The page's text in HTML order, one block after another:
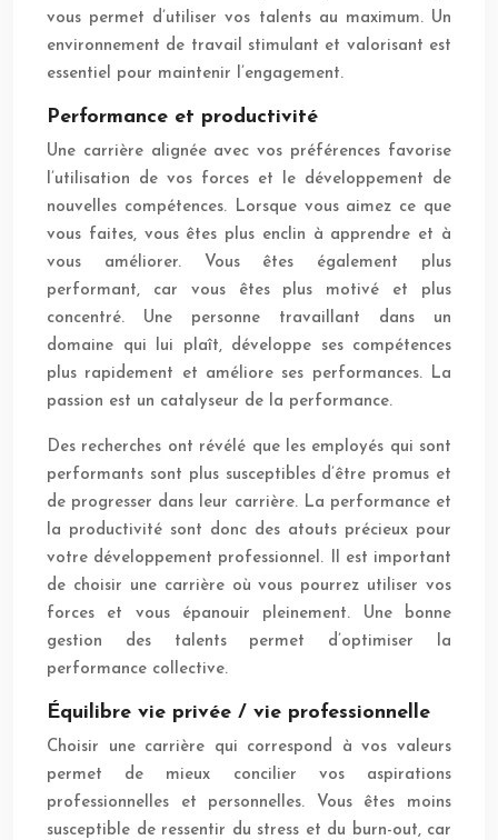
vous permet d’utiliser vos talents au maximum. Un
environnement de travail stimulant et valorisant est
essentiel pour maintenir l’engagement.
Performance et productivité
Une carrière alignée avec vos préférences favorise
l’utilisation de vos forces et le développement de
nouvelles compétences. Lorsque vous aimez ce que
vous faites, vous êtes plus enclin à apprendre et à
vous améliorer. Vous êtes également plus
performant, car vous êtes plus motivé et plus
concentré. Une personne travaillant dans un
domaine qui lui plaît, développe ses compétences
plus rapidement et améliore ses performances. La
passion est un catalyseur de la performance.
Des recherches ont révélé que les employés qui sont
performants sont plus susceptibles d’être promus et
de progresser dans leur carrière. La performance et
la productivité sont donc des atouts précieux pour
votre développement professionnel. Il est important
de choisir une carrière où vous pourrez utiliser vos
forces et vous épanouir pleinement. Une bonne
gestion des talents permet d’optimiser la
performance collective.
Équilibre vie privée / vie professionnelle
Choisir une carrière qui correspond à vos valeurs
permet de mieux concilier vos aspirations
professionnelles et personnelles. Vous êtes moins
susceptible de ressentir du stress et du burn-out, car